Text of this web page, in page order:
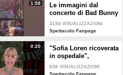
1:58
Le immagini dal
concerto di Bad Bunny
a Milano
3194 VISUALIZZAZIONI
Spettacolo Fanpage
0:20
"Sofia Loren ricoverata
in ospedale",
Alessandra Mussolini
smentisce: "È serena e
836 VISUALIZZAZIONI
Spettacolo Fanpage